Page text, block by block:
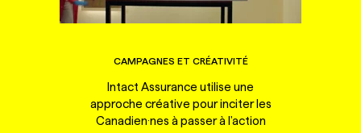
CAMPAGNES ET CRÉATIVITÉ
Intact Assurance utilise une
approche créative pour inciter les
Canadien·nes à passer à l'action